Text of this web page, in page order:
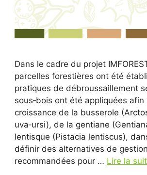
Dans le cadre du projet
parcelles forestières ont été
pratiques de débroussaillement
sous‑bois ont été appliquées
croissance de la busserole
uva‑ursi), de la gentiane
lentisque (Pistacia lentiscus),
définir des alternatives de
recommandées pour … Lire la